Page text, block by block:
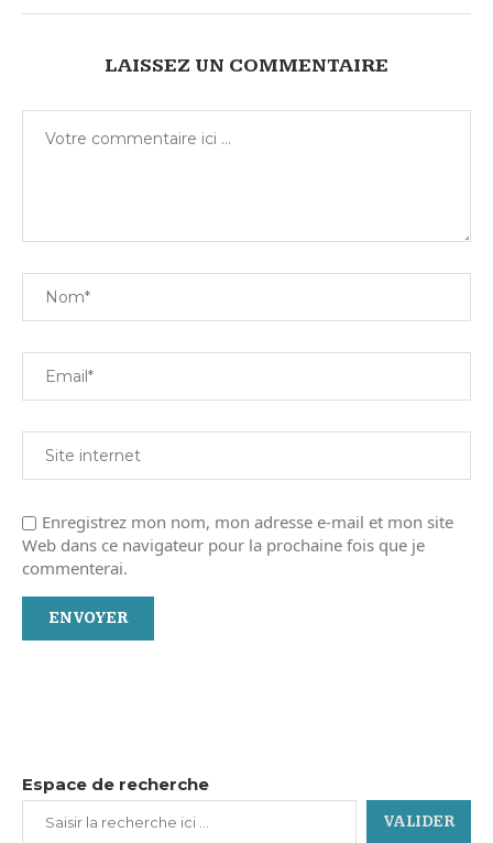
LAISSEZ UN COMMENTAIRE
Enregistrez mon nom, mon adresse e-mail et mon site
Web dans ce navigateur pour la prochaine fois que je
commenterai.
Espace de recherche
VALIDER